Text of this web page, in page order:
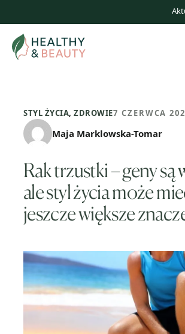
treści
STYL ŻYCIA,ZDROWIE7 CZERWCA
Maja Marklowska-Tomar
Rak trzustki – geny są
ale styl życia może
jeszcze większe